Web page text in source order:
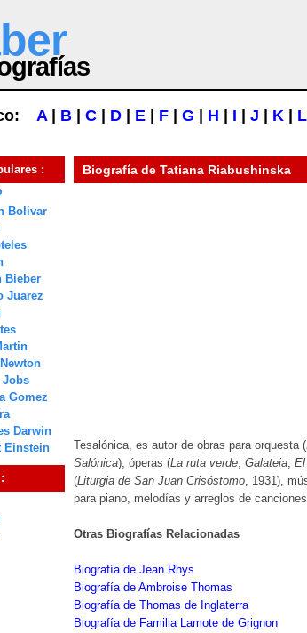
A| B C D E F G H I J K L
:
Bolivar
Bieber
Juarez
Jobs
Gomez
Darwin
Einstein
Biografía de Tatiana Riabushinska
Tesalónica, es autor de obras para orquesta (
Salónica), óperas (La ruta verde; Galateia;
(Liturgia de San Juan Crisóstomo, 1931),
para piano, melodías y arreglos de
Otras Biografías Relacionadas
Biografía de Jean Rhys
Biografía de Ambroise Thomas
Biografía de Thomas de Inglaterra
Biografía de Familia Lamote de Grignon